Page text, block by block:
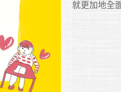
就更加地全